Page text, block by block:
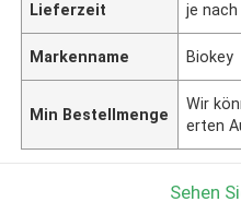
Lieferzeit je
Markenname Biokey
Min Bestellmenge
Wir
erten
Sehen